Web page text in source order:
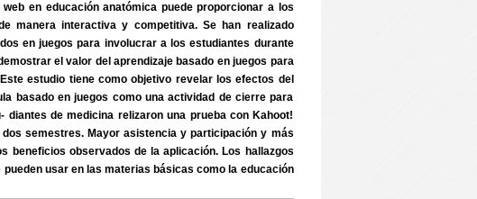
en educación anatómica puede proporcionar a los
manera interactiva y competitiva. Se han realizado
en juegos para involucrar a los estudiantes durante
el valor del aprendizaje basado en juegos para
estudio tiene como objetivo revelar los efectos del
basado en juegos como una actividad de cierre para
diantes de medicina relizaron una prueba con Kahoot!
semestres. Mayor asistencia y participación y más
beneficios observados de la aplicación. Los hallazgos
usar en las materias básicas como la educación